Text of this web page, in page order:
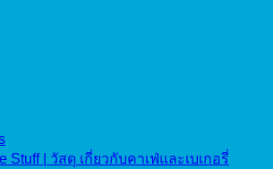
Stuff | วัสดุ เกี่ยวกับคาเฟ่และเบเกอรี่